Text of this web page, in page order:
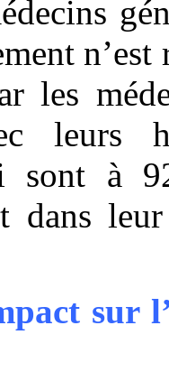
les
leurs
sont à
dans
sur